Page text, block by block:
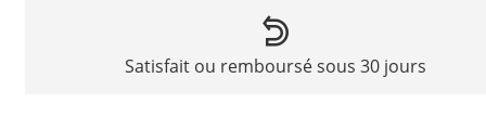
Satisfait ou remboursé sous 30 jours